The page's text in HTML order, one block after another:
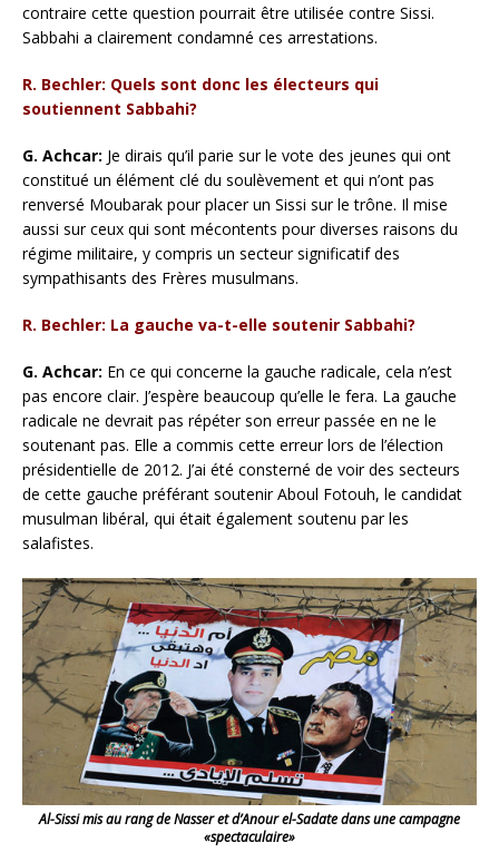
contraire cette question pourrait être utilisée contre Sissi.
Sabbahi a clairement condamné ces arrestations.
R. Bechler: Quels sont donc les électeurs qui
soutiennent Sabbahi?
G. Achcar: Je dirais qu’il parie sur le vote des jeunes qui ont
constitué un élément clé du soulèvement et qui n’ont pas
renversé Moubarak pour placer un Sissi sur le trône. Il mise
aussi sur ceux qui sont mécontents pour diverses raisons du
régime militaire, y compris un secteur significatif des
sympathisants des Frères musulmans.
R. Bechler: La gauche va-t-elle soutenir Sabbahi?
G. Achcar: En ce qui concerne la gauche radicale, cela n’est
pas encore clair. J’espère beaucoup qu’elle le fera. La gauche
radicale ne devrait pas répéter son erreur passée en ne le
soutenant pas. Elle a commis cette erreur lors de l’élection
présidentielle de 2012. J’ai été consterné de voir des secteurs
de cette gauche préférant soutenir Aboul Fotouh, le candidat
musulman libéral, qui était également soutenu par les
salafistes.
Al-Sissi mis au rang de Nasser et d’Anour el-Sadate dans une campagne
«spectaculaire»